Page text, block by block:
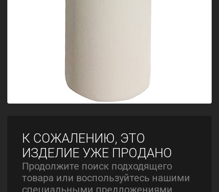
К СОЖАЛЕНИЮ, ЭТО
ИЗДЕЛИЕ УЖЕ ПРОДАНО
Продолжите поиск подходящего
товара или воспользуйтесь нашими
специальными предложениями